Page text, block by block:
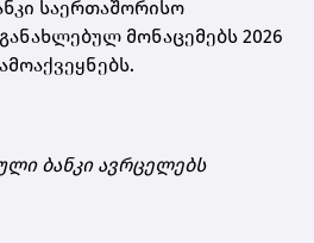
საერთაშორისო
მონაცემებს 2026
ბანკი ავრცელებს